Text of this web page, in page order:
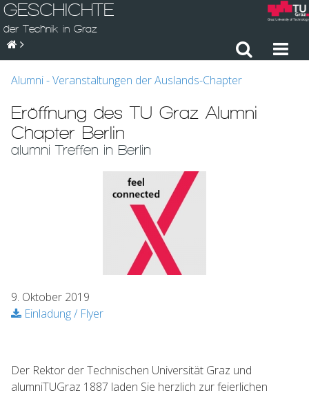
GESCHICHTE
der Technik in Graz
Alumni - Veranstaltungen der Auslands-Chapter
Eröffnung des TU Graz Alumni
Chapter Berlin
alumni Treffen in Berlin
9. Oktober 2019
Einladung / Flyer
Der Rektor der Technischen Universität Graz und
alumniTUGraz 1887 laden Sie herzlich zur feierlichen